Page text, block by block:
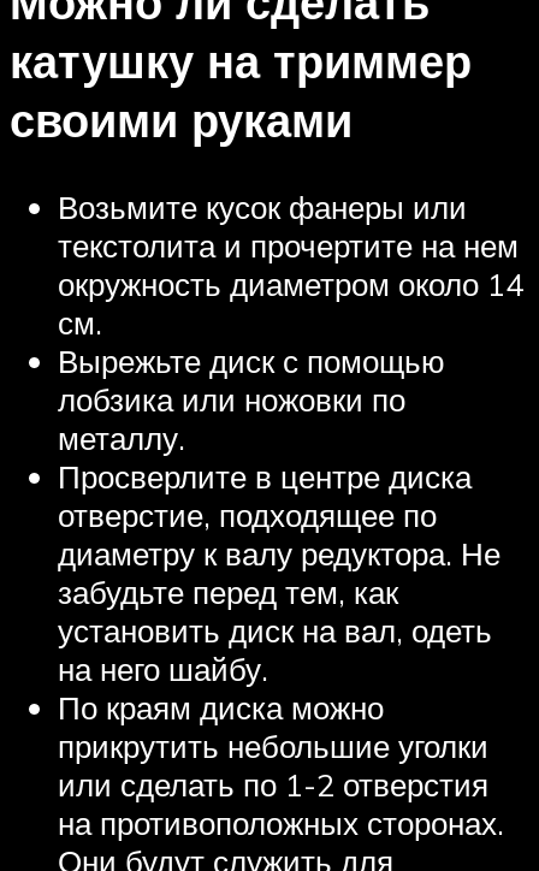
катушку на триммер
своими руками
Возьмите кусок фанеры или
текстолита и прочертите на нем
окружность диаметром около 14
см.
Вырежьте диск с помощью
лобзика или ножовки по
металлу.
Просверлите в центре диска
отверстие, подходящее по
диаметру к валу редуктора. Не
забудьте перед тем, как
установить диск на вал, одеть
на него шайбу.
По краям диска можно
прикрутить небольшие уголки
или сделать по 1-2 отверстия
на противоположных сторонах.
Они будут служить для